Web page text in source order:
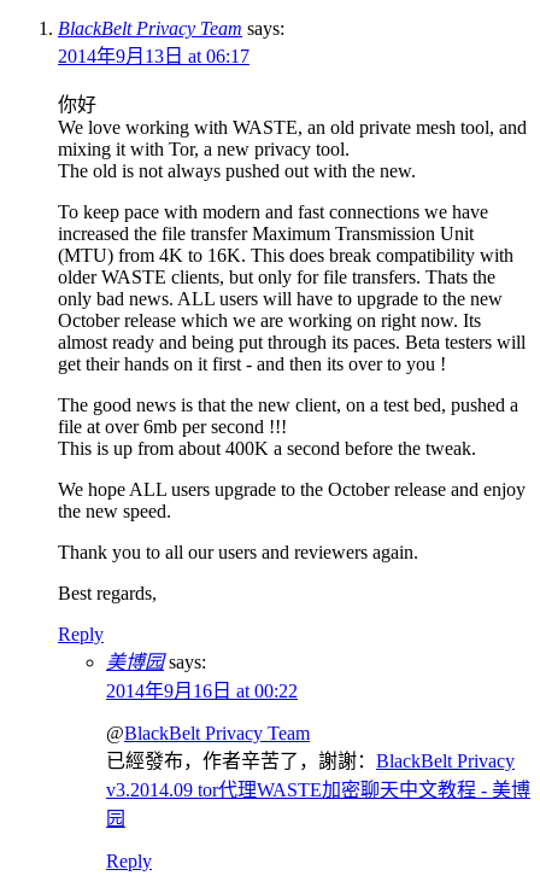
BlackBelt Privacy Team says:
2014年9月13日 at 06:17
你好
We love working with WASTE, an old private mesh tool, and
mixing it with Tor, a new privacy tool.
The old is not always pushed out with the new.
To keep pace with modern and fast connections we have
increased the file transfer Maximum Transmission Unit
(MTU) from 4K to 16K. This does break compatibility with
older WASTE clients, but only for file transfers. Thats the
only bad news. ALL users will have to upgrade to the new
October release which we are working on right now. Its
almost ready and being put through its paces. Beta testers will
get their hands on it first - and then its over to you !
The good news is that the new client, on a test bed, pushed a
file at over 6mb per second !!!
This is up from about 400K a second before the tweak.
We hope ALL users upgrade to the October release and enjoy
the new speed.
Thank you to all our users and reviewers again.
Best regards,
Reply
美博园 says:
2014年9月16日 at 00:22
@BlackBelt Privacy Team
已經發布，作者辛苦了，謝謝： BlackBelt Privacy
v3.2014.09 tor代理WASTE加密聊天中文教程 - 美博
园
Reply